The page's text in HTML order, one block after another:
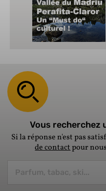
Vous recherchez
Si la réponse n'est pas
de contactpour